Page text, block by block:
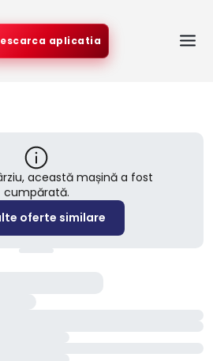
aplicatia
această mașină a fost
cumpărată.
oferte similare